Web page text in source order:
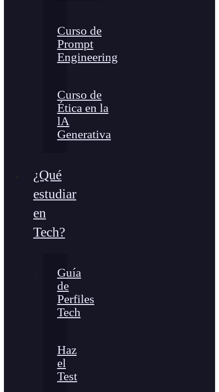
Curso de
Prompt
Engineering
Curso de
Ética en la
lA
Generativa
¿Qué
estudiar
en
Tech?
Guía
de
Perfiles
Tech
Haz
el
Test